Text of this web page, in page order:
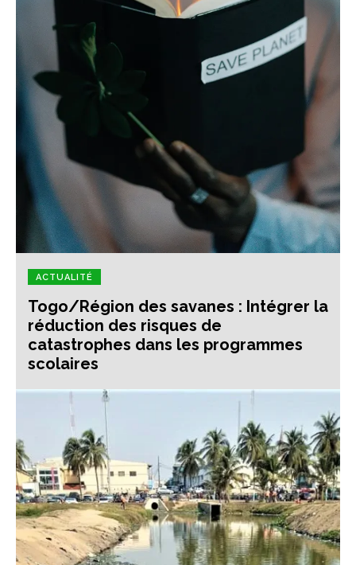
ACTUALITÉ
Togo/Région des savanes : Intégrer la
réduction des risques de
catastrophes dans les programmes
scolaires